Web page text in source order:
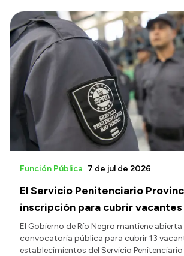
El Servicio Penitenciario
inscripción para cubrir vacantes
Función Pública 7 de jul de 2026
El Gobierno de Río Negro mantiene abierta
convocatoria pública para cubrir 13
establecimientos del Servicio Penitenciario